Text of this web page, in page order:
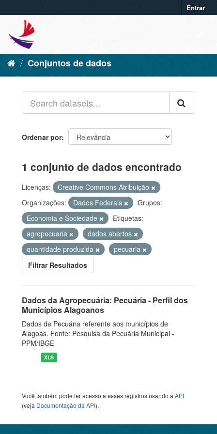
Entrar
Conjuntos de dados
Ordenar por
1 conjunto de dados encontrado
Licenças:
Creative Commons Atribuição
Organizações:
Dados Federais
Grupos:
Economia e Sociedade
Etiquetas:
agropecuaria
dados abertos
quantidade produzida
pecuaria
Filtrar Resultados
Dados da Agropecuária: Pecuária - Perfil dos
Municípios Alagoanos
Dados de Pecuária referente aos municípios de
Alagoas. Fonte: Pesquisa da Pecuária Municipal -
PPM/IBGE
XLS
Você também pode ter acesso a esses registros usando a API
(veja Documentação da API).